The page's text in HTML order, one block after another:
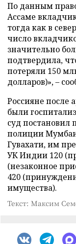
По данным
Ассаме
тогда как в
число
значительно
подтвердила,
потеряли 150
долларов)», –
Россияне после
были
суд постановил
полиции
Гувахати, им
УК Индии 120
(незаконное
420
имущества).
Текст: Максим